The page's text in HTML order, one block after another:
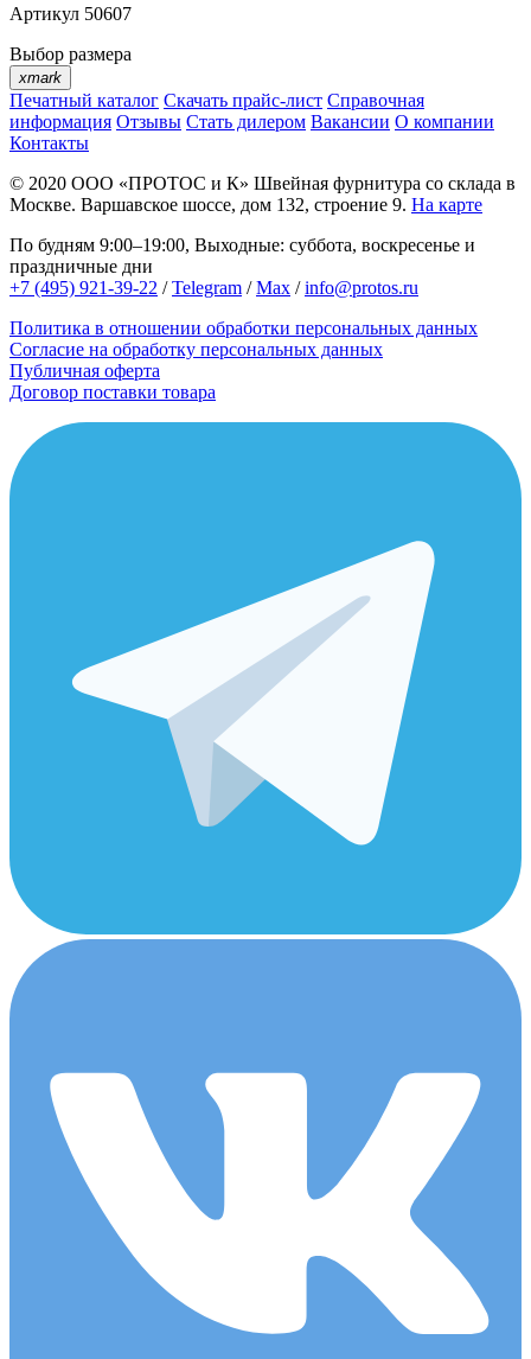
Артикул 50607
Выбор размера
xmark
Печатный каталог Скачать прайс-лист Справочная
информация Отзывы Стать дилером Вакансии О компании
Контакты
© 2020 ООО «ПРОТОС и К» Швейная фурнитура со склада в
Москве. Варшавское шоссе, дом 132, строение 9. На карте
По будням 9:00–19:00, Выходные: суббота, воскресенье и
праздничные дни
+7 (495) 921-39-22 /Telegram /Max /info@protos.ru
Политика в отношении обработки персональных данных
Согласие на обработку персональных данных
Публичная оферта
Договор поставки товара